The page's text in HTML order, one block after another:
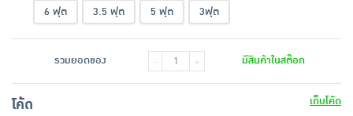
6 ฟุต 3.5 ฟุต 5 ฟุต 3ฟุต
รวมยอดของ - + มีสินค้าในสต๊อก
โค้ด
เก็บโค้ด